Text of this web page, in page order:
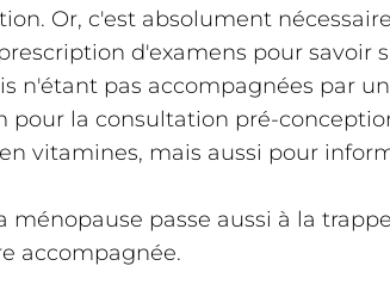
Or, c'est absolument
d'examens pour savoir
n'étant pas accompagnées par
pour la consultation pré-
vitamines, mais aussi pour
ménopause passe aussi à la
accompagnée.